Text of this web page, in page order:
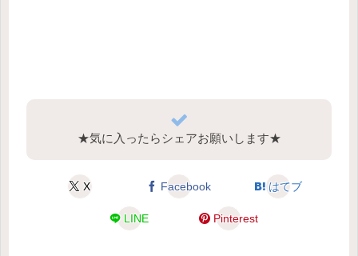
★気に入ったらシェアお願いします★
X Facebook はてブ
LINE Pinterest